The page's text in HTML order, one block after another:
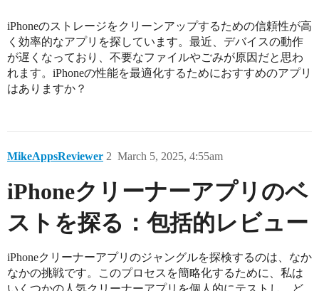
iPhoneのストレージをクリーンアップするための信頼性が高
く効率的なアプリを探しています。最近、デバイスの動作
が遅くなっており、不要なファイルやごみが原因だと思わ
れます。iPhoneの性能を最適化するためにおすすめのアプリ
はありますか？
MikeAppsReviewer March 5, 2025, 4:55am
2
iPhoneクリーナーアプリのベ
ストを探る：包括的レビュー
iPhoneクリーナーアプリのジャングルを探検するのは、なか
なかの挑戦です。このプロセスを簡略化するために、私は
いくつかの人気クリーナーアプリを個人的にテストし、ど